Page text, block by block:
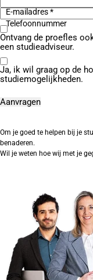
E-mailadres *
Telefoonnummer
Ontvang de proefles
een studieadviseur.
Ja, ik wil graag op de
studiemogelijkheden.
Om je goed te helpen bij je
benaderen.
Wil je weten hoe wij met je